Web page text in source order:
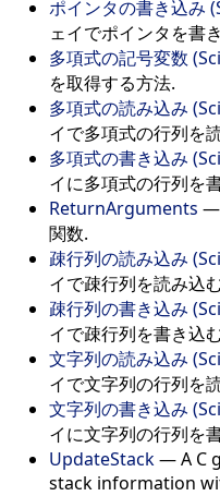
ポインタの書き込み
ェイでポインタを書
多項式の記号変数
を取得する方法.
多項式の読み込み
イで多項式の行列を
多項式の書き込み
イに多項式の行列を
ReturnArguments —
関数.
疎行列の読み込み
イで疎行列を読み込
疎行列の書き込み
イで疎行列を書き込
文字列の読み込み
イで文字列の行列を
文字列の書き込み
イに文字列の行列を
UpdateStack—A C
stack information